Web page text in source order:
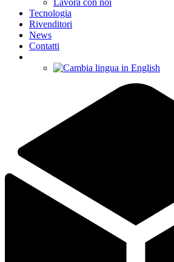
Lavora con noi
Tecnologia
Rivenditori
News
Contatti